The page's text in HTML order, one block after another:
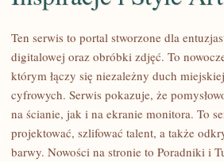
INSPIRACJE
Ten serwis to portal stworzone dla
digitalowej oraz obróbki zdjęć. To
którym łączy się niezależny duch
cyfrowych. Serwis pokazuje, że
na ścianie, jak i na ekranie monitora. To
projektować, szlifować talent, a także
barwy. Nowości na stronie to Poradniki i